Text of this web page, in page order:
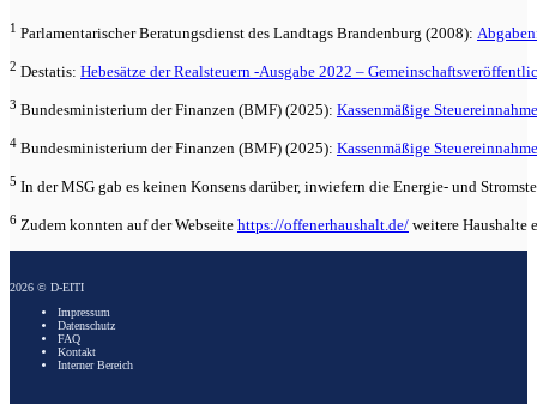
1 Parlamentarischer Beratungsdienst des Landtags Brandenburg (2008):
2 Destatis: Hebesätze der Realsteuern -Ausgabe 2022 –
3 Bundesministerium der Finanzen (BMF) (2025): Kassenmäßige
4 Bundesministerium der Finanzen (BMF) (2025): Kassenmäßige
5 In der MSG gab es keinen Konsens darüber, inwiefern die Energie- und
6 Zudem konnten auf der Webseite https://offenerhaushalt.de/ weitere Haushalte
2026 © D-EITI
Impressum
Datenschutz
FAQ
Kontakt
Interner Bereich